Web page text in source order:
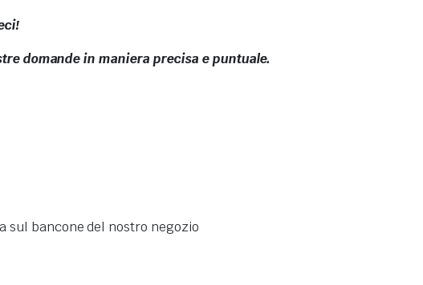
domande in maniera precisa e puntuale.
sul bancone del nostro negozio